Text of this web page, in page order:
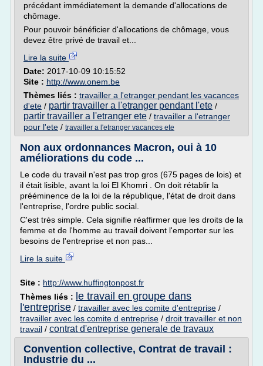
précédant immédiatement la demande d'allocations de
chômage.
Pour pouvoir bénéficier d'allocations de chômage, vous
devez être privé de travail et...
Lire la suite
Date: 2017-10-09 10:15:52
Site : http://www.onem.be
Thèmes liés : travailler a l'etranger pendant les vacances
d'ete / partir travailler a l'etranger pendant l'ete /
partir travailler a l'etranger ete / travailler a l'etranger
pour l'ete / travailler a l'etranger vacances ete
Non aux ordonnances Macron, oui à 10
améliorations du code ...
Le code du travail n'est pas trop gros (675 pages de lois) et
il était lisible, avant la loi El Khomri . On doit rétablir la
prééminence de la loi de la république, l'état de droit dans
l'entreprise, l'ordre public social.
C'est très simple. Cela signifie réaffirmer que les droits de la
femme et de l'homme au travail doivent l'emporter sur les
besoins de l'entreprise et non pas...
Lire la suite
Site : http://www.huffingtonpost.fr
Thèmes liés : le travail en groupe dans
l'entreprise / travailler avec les comite d'entreprise /
travailler avec les comite d entreprise / droit travailler et non
travail / contrat d'entreprise generale de travaux
Convention collective, Contrat de travail :
Industrie du ...